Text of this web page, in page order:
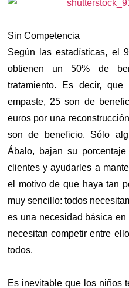
Sin Competencia
Según las estadísticas, el
obtienen un 50% de
tratamiento. Es decir,
empaste, 25 son de
euros por una
son de beneficio. Sólo
Ábalo, bajan su
clientes y ayudarles a
el motivo de que haya tan
muy sencillo: todos
es una necesidad básica
necesitan competir entre
todos.
Es inevitable que los niños